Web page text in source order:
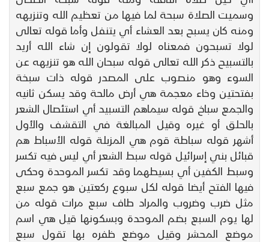
وسميت الصلاة سبحة لما فيها من تعظيم الله وتنزيهه
ومنه كان يسبح بعد العشاء أي يتنفل وأما قوله تعالى
لولا تسبحون فمعناه لولا تقولون إن شاء الله أريد
بالتسبيح ذكر الله تعالى قوله سبحان الله هو تنزيهه عن
السوء وهو منصوب على المصدر قوله ذات سبخة
بفتحتين وخاء معجمة هي أرض مالحة وقد يسكن ثانيه
والجمع سباخ قوله سيماهم التسبيد أي استئصال الشعر
بالحلق أو غيره وقيل المبالغة في التقشف والأول
أشهر قوله سباطة قوم هي المزبلة قوله الأسباط هم
قبائل بني إسرائيل قوله سبط الشعر أي ليس فيه تكسر
وسبط الكفين أي بسيطهما وقد تكسر الموحدة وحكى
فيها الفتح أيضا قوله لكل سبوع ركعتين هو جمع سبع
مثل ضرب وضروب والمراد طاف سبع مرات قوله من
لها يوم السبع بضم الموحدة وبسكونها قيل هي اسم
موضع المحشر وقيل موضع ظفره بها تقول سبع